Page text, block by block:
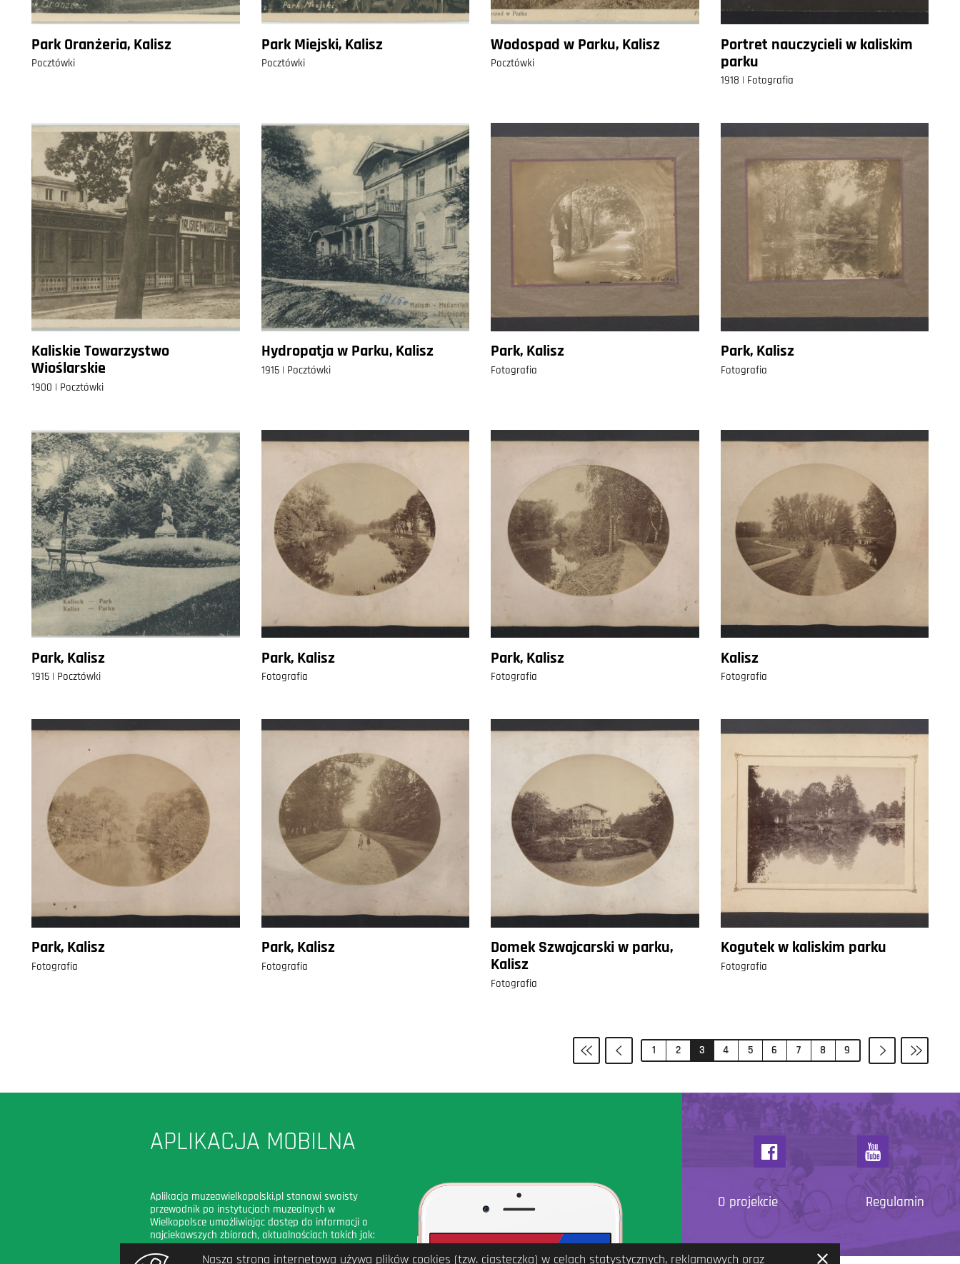
Park Oranżeria, Kalisz
Pocztówki
Park Miejski, Kalisz
Pocztówki
Wodospad w Parku, Kalisz
Pocztówki
Portret nauczycieli w kaliskim
parku
1918 | Fotografia
Kaliskie Towarzystwo
Wioślarskie
1900 | Pocztówki
Hydropatja w Parku, Kalisz
1915 | Pocztówki
Park, Kalisz
Fotografia
Park, Kalisz
Fotografia
Park, Kalisz
1915 | Pocztówki
Park, Kalisz
Fotografia
Park, Kalisz
Fotografia
Kalisz
Fotografia
Park, Kalisz
Fotografia
Park, Kalisz
Fotografia
Domek Szwajcarski w parku,
Kalisz
Fotografia
Kogutek w kaliskim parku
Fotografia
1 2 3 4 5 6 7 8 9
APLIKACJA MOBILNA
Aplikacja muzeawielkopolski.pl stanowi swoisty
przewodnik po instytucjach muzealnych w
Wielkopolsce umożliwiając dostęp do informacji o
najciekawszych zbiorach, aktualnościach takich jak:
godzinach otwarcia muzeów. Aplikacja posiada także
O projekcie Regulamin
Nasza strona internetowa używa plików cookies (tzw. ciasteczka) w celach statystycznych, reklamowych oraz Zamknij